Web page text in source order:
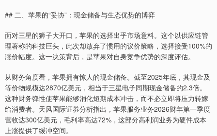
## 二、苹果的“妥协”：现金储备与生态优势的博弈
面对三星的狮子大开口，苹果的选择出乎市场意料。这个以供应链管
理著称的科技巨头，此次却放弃了惯用的议价策略，选择接受100%的
涨价幅度。这一决策背后，是苹果对自身竞争优势的深度评估。
从财务角度看，苹果拥有惊人的现金储备。截至2025年底，其现金及
等价物规模达2870亿美元，相当于三星电子同期现金储备的2.3倍。
这种财务弹性使苹果能够消化短期成本冲击，而不必立即将压力转嫁
给消费者。天风国际证券分析指出，苹果服务业务2026财年第一季度
营收达300亿美元，毛利率高达72%，这部分高利润业务为硬件成本
上涨提供了缓冲空间。